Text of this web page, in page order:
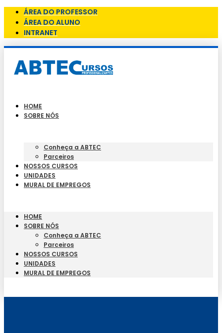
ÁREA DO PROFESSOR
ÁREA DO ALUNO
INTRANET
HOME
SOBRE NÓS
Conheça a ABTEC
Parceiros
NOSSOS CURSOS
UNIDADES
MURAL DE EMPREGOS
HOME
SOBRE NÓS
Conheça a ABTEC
Parceiros
NOSSOS CURSOS
UNIDADES
MURAL DE EMPREGOS